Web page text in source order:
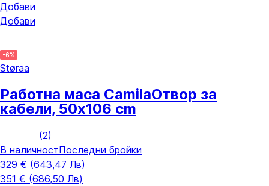
Добави
Добави
-6%
Støraa
Работна маса CamilaОтвор за
кабели, 50x106 cm
(2)
В наличностПоследни бройки
329 € (643,47 Лв)
351 € (686,50 Лв)